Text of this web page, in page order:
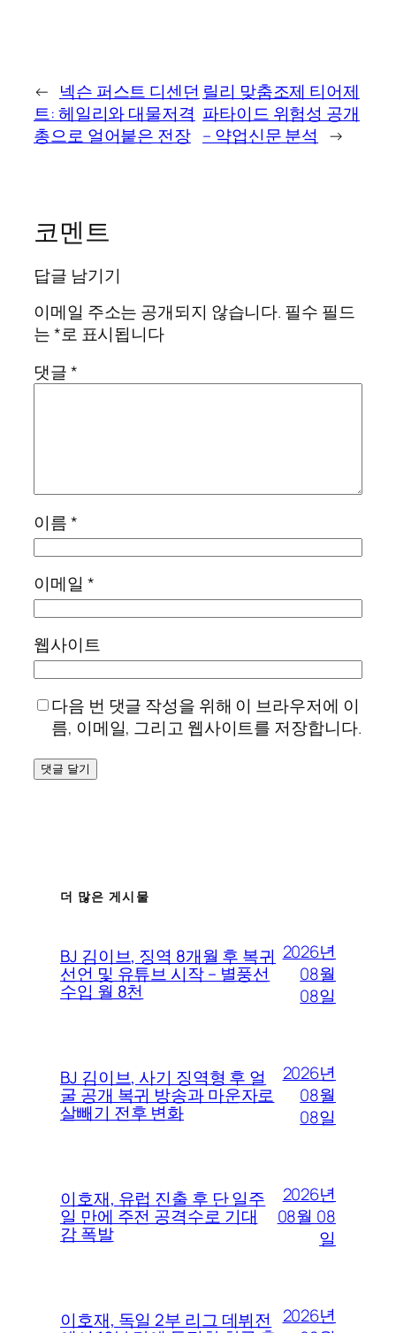
← 넥슨 퍼스트 디센던
트: 헤일리와 대물저격
총으로 얼어붙은 전장
릴리 맞춤조제 티어제
파타이드 위험성 공개
– 약업신문 분석
→
코멘트
답글 남기기
이메일 주소는 공개되지 않습니다. 필수 필드
는*로 표시됩니다
댓글*
이름*
이메일 *
웹사이트
다음 번 댓글 작성을 위해 이 브라우저에 이
름, 이메일, 그리고 웹사이트를 저장합니다.
더 많은 게시물
BJ 김이브, 징역 8개월 후 복귀
선언 및 유튜브 시작 – 별풍선
수입 월 8천
2026년
08월
08일
BJ 김이브, 사기 징역형 후 얼
굴 공개 복귀 방송과 마운자로
살빼기 전후 변화
2026년
08월
08일
이호재, 유럽 진출 후 단 일주
일 만에 주전 공격수로 기대
감 폭발
2026년
08월 08
일
이호재, 독일 2부 리그 데뷔전
2026년